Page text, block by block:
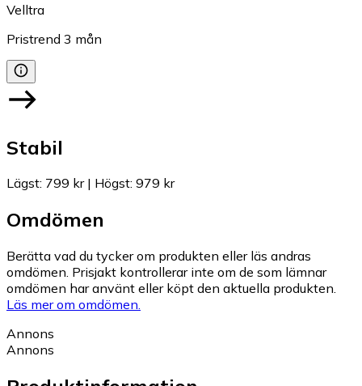
Velltra
Pristrend 3 mån
Stabil
Lägst: 799 kr| Högst: 979 kr
Omdömen
Berätta vad du tycker om produkten eller läs andras
omdömen. Prisjakt kontrollerar inte om de som lämnar
omdömen har använt eller köpt den aktuella produkten.
Läs mer om omdömen.
Annons
Annons